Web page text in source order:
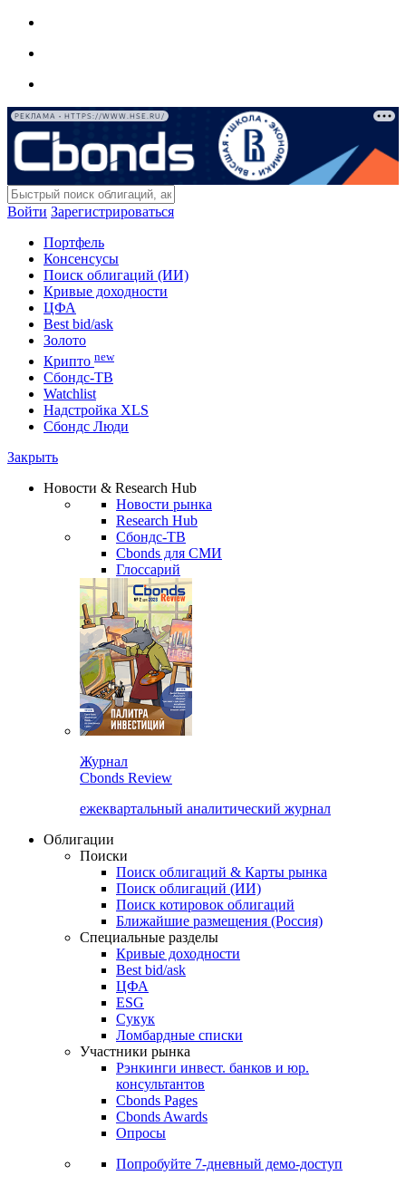
РЕКЛАМА • HTTPS://WWW.HSE.RU/
Войти Зарегистрироваться
Портфель
Консенсусы
Поиск облигаций (ИИ)
Кривые доходности
ЦФА
Best bid/ask
Золото
Крипто new
Сбондс-ТВ
Watchlist
Надстройка XLS
Сбондс Люди
Закрыть
Новости & Research Hub
Новости рынка
Research Hub
Сбондс-ТВ
Cbonds для СМИ
Глоссарий
Журнал
Cbonds Review
ежеквартальный аналитический журнал
Облигации
Поиски
Поиск облигаций & Карты рынка
Поиск облигаций (ИИ)
Поиск котировок облигаций
Ближайшие размещения (Россия)
Специальные разделы
Кривые доходности
Best bid/ask
ЦФА
ESG
Сукук
Ломбардные списки
Участники рынка
Рэнкинги инвест. банков и юр.
консультантов
Cbonds Pages
Cbonds Awards
Опросы
Попробуйте 7-дневный демо-доступ